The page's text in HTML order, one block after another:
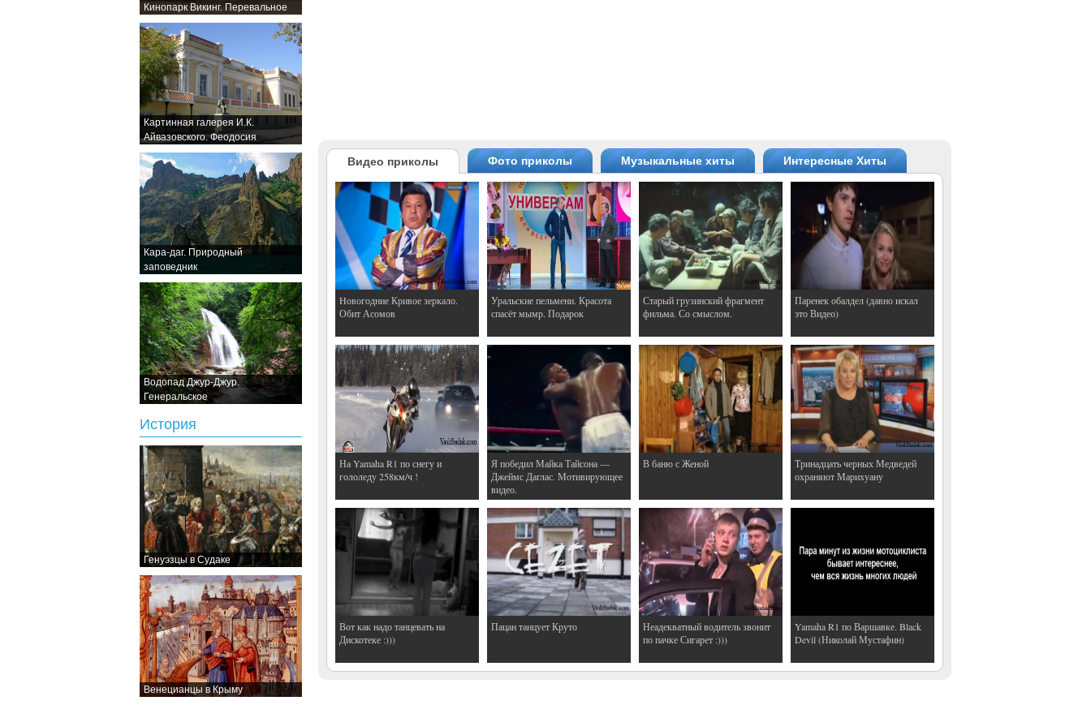
Кинопарк Викинг. Перевальное
Картинная галерея И.К.
Айвазовского. Феодосия
Кара-даг. Природный
заповедник
Водопад Джур-Джур.
Генеральское
История
Генуэзцы в Судаке
Венецианцы в Крыму
Видео приколы Фото приколы Музыкальные хиты Интересные Хиты
Hовогодние Кривое зеркало.
Обит Асомов
Уральские пельмени. Красота
спасёт мымр. Подарок
Старый грузинский фрагмент
фильма. Со смыслом.
Паренек обалдел (давно искал
это Видео)
На Yamaha R1 по снегу и
гололеду 258км/ч !
Я победил Майка Тайсона —
Джеймс Даглас. Мотивирующее
видео.
В баню с Женой
Тринадцать черных Медведей
охраняют Марихуану
Вот как надо танцевать на
Дискотеке :)))
Пацан танцует Круто
Неадекватный водитель звонит
по пачке Сигарет :)))
Yamaha R1 по Варшавке. Black
Devil (Николай Мустафин)